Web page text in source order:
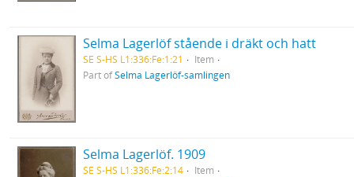
Selma Lagerlöf stående i dräkt och hatt
SE S-HS L1:336:Fe:1:21
Item
Part ofSelma Lagerlöf-samlingen
Selma Lagerlöf. 1909
SE S-HS L1:336:Fe:2:14
Item